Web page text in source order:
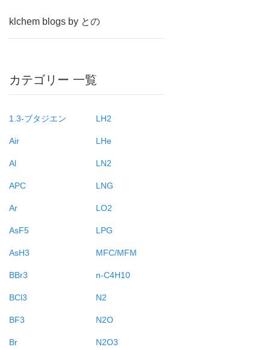
klchem blogs by との
カテゴリー 一覧
1.3-ブタジエン
Air
Al
APC
Ar
AsF5
AsH3
BBr3
BCl3
BF3
Br
LH2
LHe
LN2
LNG
LO2
LPG
MFC/MFM
n-C4H10
N2
N2O
N2O3